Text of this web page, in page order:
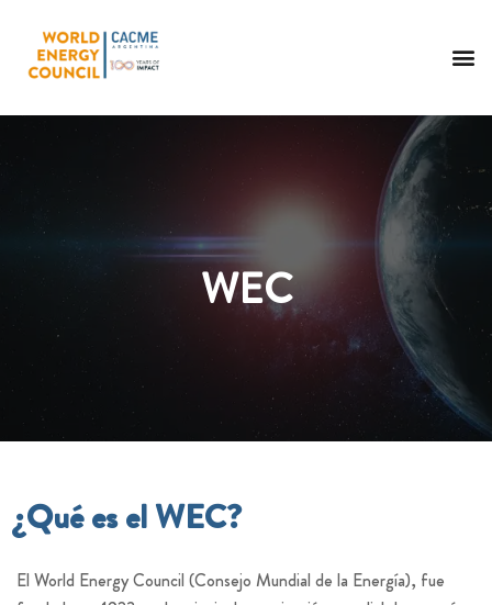
WEC
¿Qué es el WEC?
El World Energy Council (Consejo Mundial de la Energía), fue